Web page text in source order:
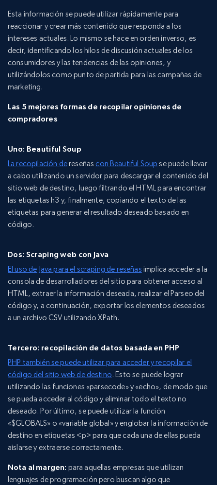
Esta información se puede utilizar rápidamente para
reaccionar y crear más contenido que responda a los
intereses actuales. Lo mismo se hace en orden inverso, es
decir, identificando los hilos de discusión actuales de los
consumidores y las tendencias de las opiniones, y
utilizándolos como punto de partida para las campañas de
marketing.
Las 5 mejores formas de recopilar opiniones de
compradores
Uno: Beautiful Soup
La recopilación dereseñascon Beautiful Soup se puede llevar
a cabo utilizando un servidor para descargar el contenido del
sitio web de destino, luego filtrando el HTML para encontrar
las etiquetas h3 y, finalmente, copiando el texto de las
etiquetas para generar el resultado deseado basado en
código.
Dos: Scraping web con Java
El uso de Java para el scraping de reseñas implica acceder a la
consola de desarrolladores del sitio para obtener acceso al
HTML, extraer la información deseada, realizar el Parseo del
código y, a continuación, exportar los elementos deseados
a un archivo CSV utilizando XPath.
Tercero: recopilación de datos basada en PHP
PHP también se puede utilizar para acceder y recopilar el
código del sitio web de destino. Esto se puede lograr
utilizando las funciones «parsecode» y «echo», de modo que
se pueda acceder al código y eliminar todo el texto no
deseado. Por último, se puede utilizar la función
«$GLOBALS» o «variable global» y englobar la información de
destino en etiquetas <p> para que cada una de ellas pueda
aislarse y extraerse correctamente.
Nota al margen: para aquellas empresas que utilizan
lenguajes de programación pero buscan algo que